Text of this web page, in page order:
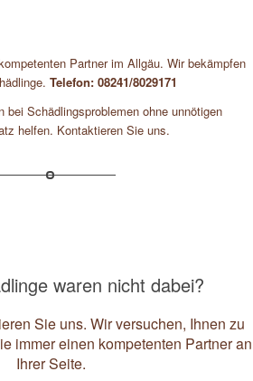
Partner im Allgäu. Wir bekämpfen
Telefon: 08241/8029171
bei Schädlingsproblemen ohne unnötigen
helfen. Kontaktieren Sie uns.
waren nicht dabei?
Sie uns. Wir versuchen, Ihnen zu
immer einen kompetenten Partner an
Ihrer Seite.